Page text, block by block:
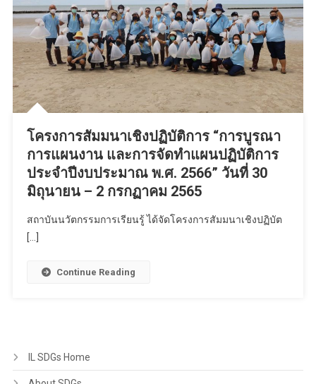
โครงการสัมมนาเชิงปฏิบัติการ “การบูรณา
การแผนงาน และการจัดทําแผนปฏิบัติการ
ประจําปีงบประมาณ พ.ศ. 2566” วันที่ 30
มิถุนายน – 2 กรกฏาคม 2565
สถาบันนวัตกรรมการเรียนรู้ ได้จัดโครงการสัมมนาเชิงปฏิบัต
[…]
Continue Reading
IL SDGs Home